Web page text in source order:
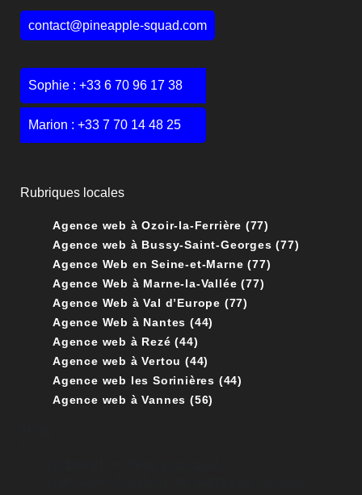
contact@pineapple-squad.com
Sophie : +33 6 70 96 17 38
Marion : +33 7 70 14 48 25
Rubriques locales
Agence web à Ozoir-la-Ferrière (77)
Agence web à Bussy-Saint-Georges (77)
Agence Web en Seine-et-Marne (77)
Agence Web à Marne-la-Vallée (77)
Agence Web à Val d’Europe (77)
Agence Web à Nantes (44)
Agence web à Rezé (44)
Agence web à Vertou (44)
Agence web les Sorinières (44)
Agence web à Vannes (56)